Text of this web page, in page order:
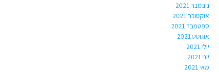
נובמבר 2021
אוקטובר 2021
ספטמבר 2021
אוגוסט 2021
יולי 2021
יוני 2021
מאי 2021